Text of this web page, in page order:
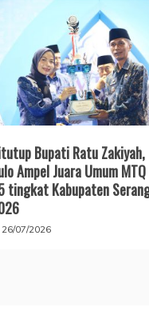
Bupati Ratu Zakiyah,
Ampel Juara Umum
tingkat Kabupaten
26/07/2026